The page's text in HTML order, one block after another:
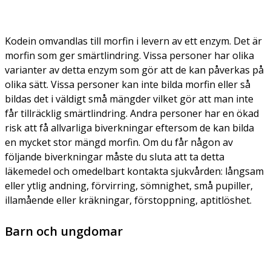
Kodein omvandlas till morfin i levern av ett enzym. Det är
morfin som ger smärtlindring. Vissa personer har olika
varianter av detta enzym som gör att de kan påverkas på
olika sätt. Vissa personer kan inte bilda morfin eller så
bildas det i väldigt små mängder vilket gör att man inte
får tillräcklig smärtlindring. Andra personer har en ökad
risk att få allvarliga biverkningar eftersom de kan bilda
en mycket stor mängd morfin. Om du får någon av
följande biverkningar måste du sluta att ta detta
läkemedel och omedelbart kontakta sjukvården: långsam
eller ytlig andning, förvirring, sömnighet, små pupiller,
illamående eller kräkningar, förstoppning, aptitlöshet.
Barn och ungdomar